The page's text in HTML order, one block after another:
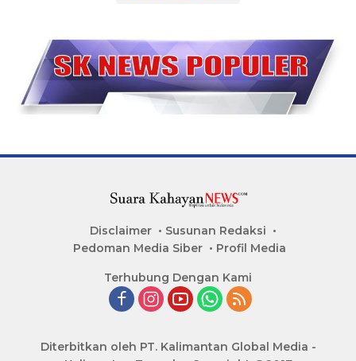
Disclaimer
Susunan Redaksi
Pedoman Media Siber
Profil Media
Terhubung Dengan Kami
Diterbitkan oleh PT. Kalimantan Global Media -